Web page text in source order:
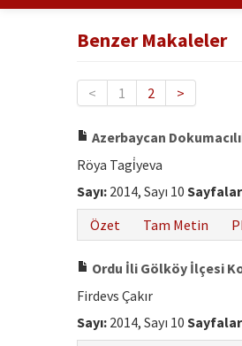
Benzer Makaleler
< 1 2 >
Azerbaycan
Röya Tagi̇yeva
Sayı: 2014, Sayı 10
Özet
Tam Metin
Ordu İli Gölköy İlçesi
Firdevs Çakır
Sayı: 2014, Sayı 10